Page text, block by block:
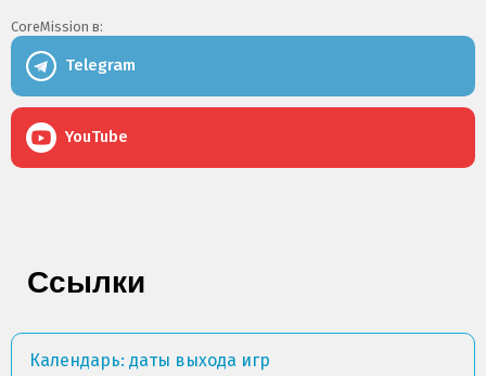
CoreMission в:
Telegram
YouTube
Ссылки
Календарь: даты выхода игр